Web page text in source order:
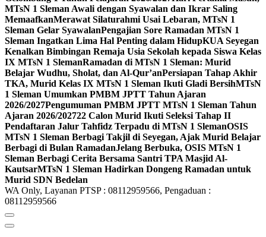
MTsN 1 Sleman Awali dengan Syawalan dan Ikrar Saling
MemaafkanMerawat Silaturahmi Usai Lebaran, MTsN 1
Sleman Gelar SyawalanPengajian Sore Ramadan MTsN 1
Sleman Ingatkan Lima Hal Penting dalam HidupKUA Seyegan
Kenalkan Bimbingan Remaja Usia Sekolah kepada Siswa Kelas
IX MTsN 1 SlemanRamadan di MTsN 1 Sleman: Murid
Belajar Wudhu, Sholat, dan Al-Qur’anPersiapan Tahap Akhir
TKA, Murid Kelas IX MTsN 1 Sleman Ikuti Gladi BersihMTsN
1 Sleman Umumkan PMBM JPTT Tahun Ajaran
2026/2027Pengumuman PMBM JPTT MTsN 1 Sleman Tahun
Ajaran 2026/202722 Calon Murid Ikuti Seleksi Tahap II
Pendaftaran Jalur Tahfidz Terpadu di MTsN 1 SlemanOSIS
MTsN 1 Sleman Berbagi Takjil di Seyegan, Ajak Murid Belajar
Berbagi di Bulan RamadanJelang Berbuka, OSIS MTsN 1
Sleman Berbagi Cerita Bersama Santri TPA Masjid Al-
KautsarMTsN 1 Sleman Hadirkan Dongeng Ramadan untuk
Murid SDN Bedelan
WA Only, Layanan PTSP : 08112959566, Pengaduan :
08112959566